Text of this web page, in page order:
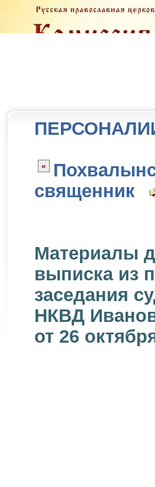
«
священник
Материалы
выписка из
заседания
НКВД
от 26